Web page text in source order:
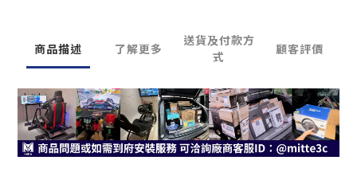
商品描述 了解更多
送貨及付款方
式
顧客評價